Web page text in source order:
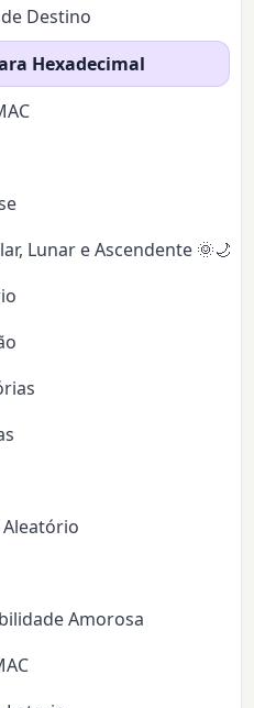
Destino
Hexadecimal
Lunar e Ascendente 🌞🌙✨
Amorosa